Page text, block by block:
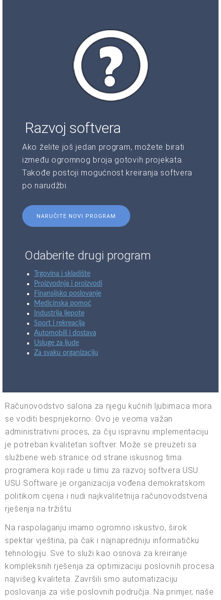
Razvoj softvera
Ako želite još jedan program, možete birati
između ogromnog broja gotovih projekata.
Takođe postoji mogućnost kreiranja softvera
po narudžbi.
NARUČITE NOVI PROGRAM
Odaberite drugi program
Trgovina i skladište
Proizvodnja i proizvodi
Finansijsko poslovanje
Medicinska pomoć
Industrija ljepote
Sport i rekreacija
Automobili i dostava
Usluge za ljude
Za svaku organizaciju
Računovodstvo salona za njegu kućnih ljubimaca mora
se voditi besprijekorno. Ovo je veoma važan
administrativni proces, za čiju ispravnu implementaciju
je potreban kvalitetan softver. Može se preuzeti sa
službene web stranice od strane iskusnog tima
programera koji rade u timu za razvoj softvera USU.
USU Software je organizacija vođena demokratskom
politikom cijena i nudi najkvalitetnija računovodstvena
rješenja na tržištu.
Na raspolaganju imamo ogromno iskustvo, širok
spektar vještina, pa čak i najnapredniju informatičku
tehnologiju. Sve to služi kao osnova za kreiranje
kompleksnih rješenja za optimizaciju poslovnih procesa
najvišeg kvaliteta. Završili smo automatizaciju
poslovanja za više poslovnih područja. Na primjer, naše